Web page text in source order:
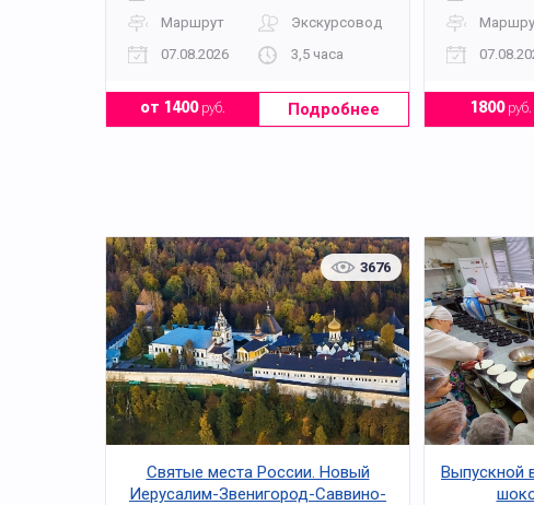
Маршрут
Экскурсовод
07.08.2026
3,5 часа
от 1400руб. Подробнее 1800руб.
3676
Святые места России. Новый
Иерусалим-Звенигород-Саввино-
Выпускной